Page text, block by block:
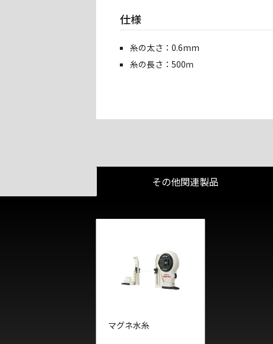
仕様
糸の太さ：0.6mm
糸の長さ：500ｍ
その他関連製品
マグネ水糸